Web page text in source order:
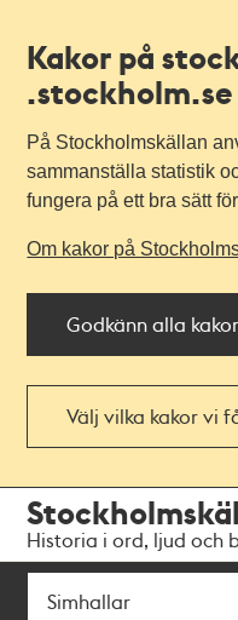
Kakor på
.stockholm.se
På Stockholmskällan
sammanställa statistik
fungera på ett bra sätt
Om kakor på
Godkänn alla kakor
Välj vilka kakor vi
navigationen
huvudinnehållet
Historia i ord, ljud och
Sök